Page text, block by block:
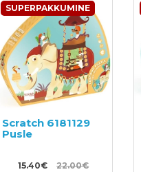
SUPERPAKKUMINE
Scratch 6181129
Pusle
15.40€ 22.00€